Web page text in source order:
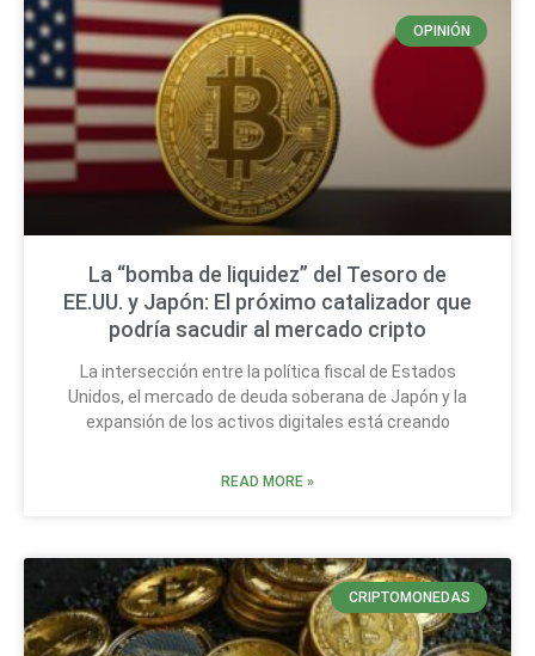
OPINIÓN
La “bomba de liquidez” del Tesoro de
EE.UU. y Japón: El próximo catalizador que
podría sacudir al mercado cripto
La intersección entre la política fiscal de Estados
Unidos, el mercado de deuda soberana de Japón y la
expansión de los activos digitales está creando
READ MORE »
CRIPTOMONEDAS